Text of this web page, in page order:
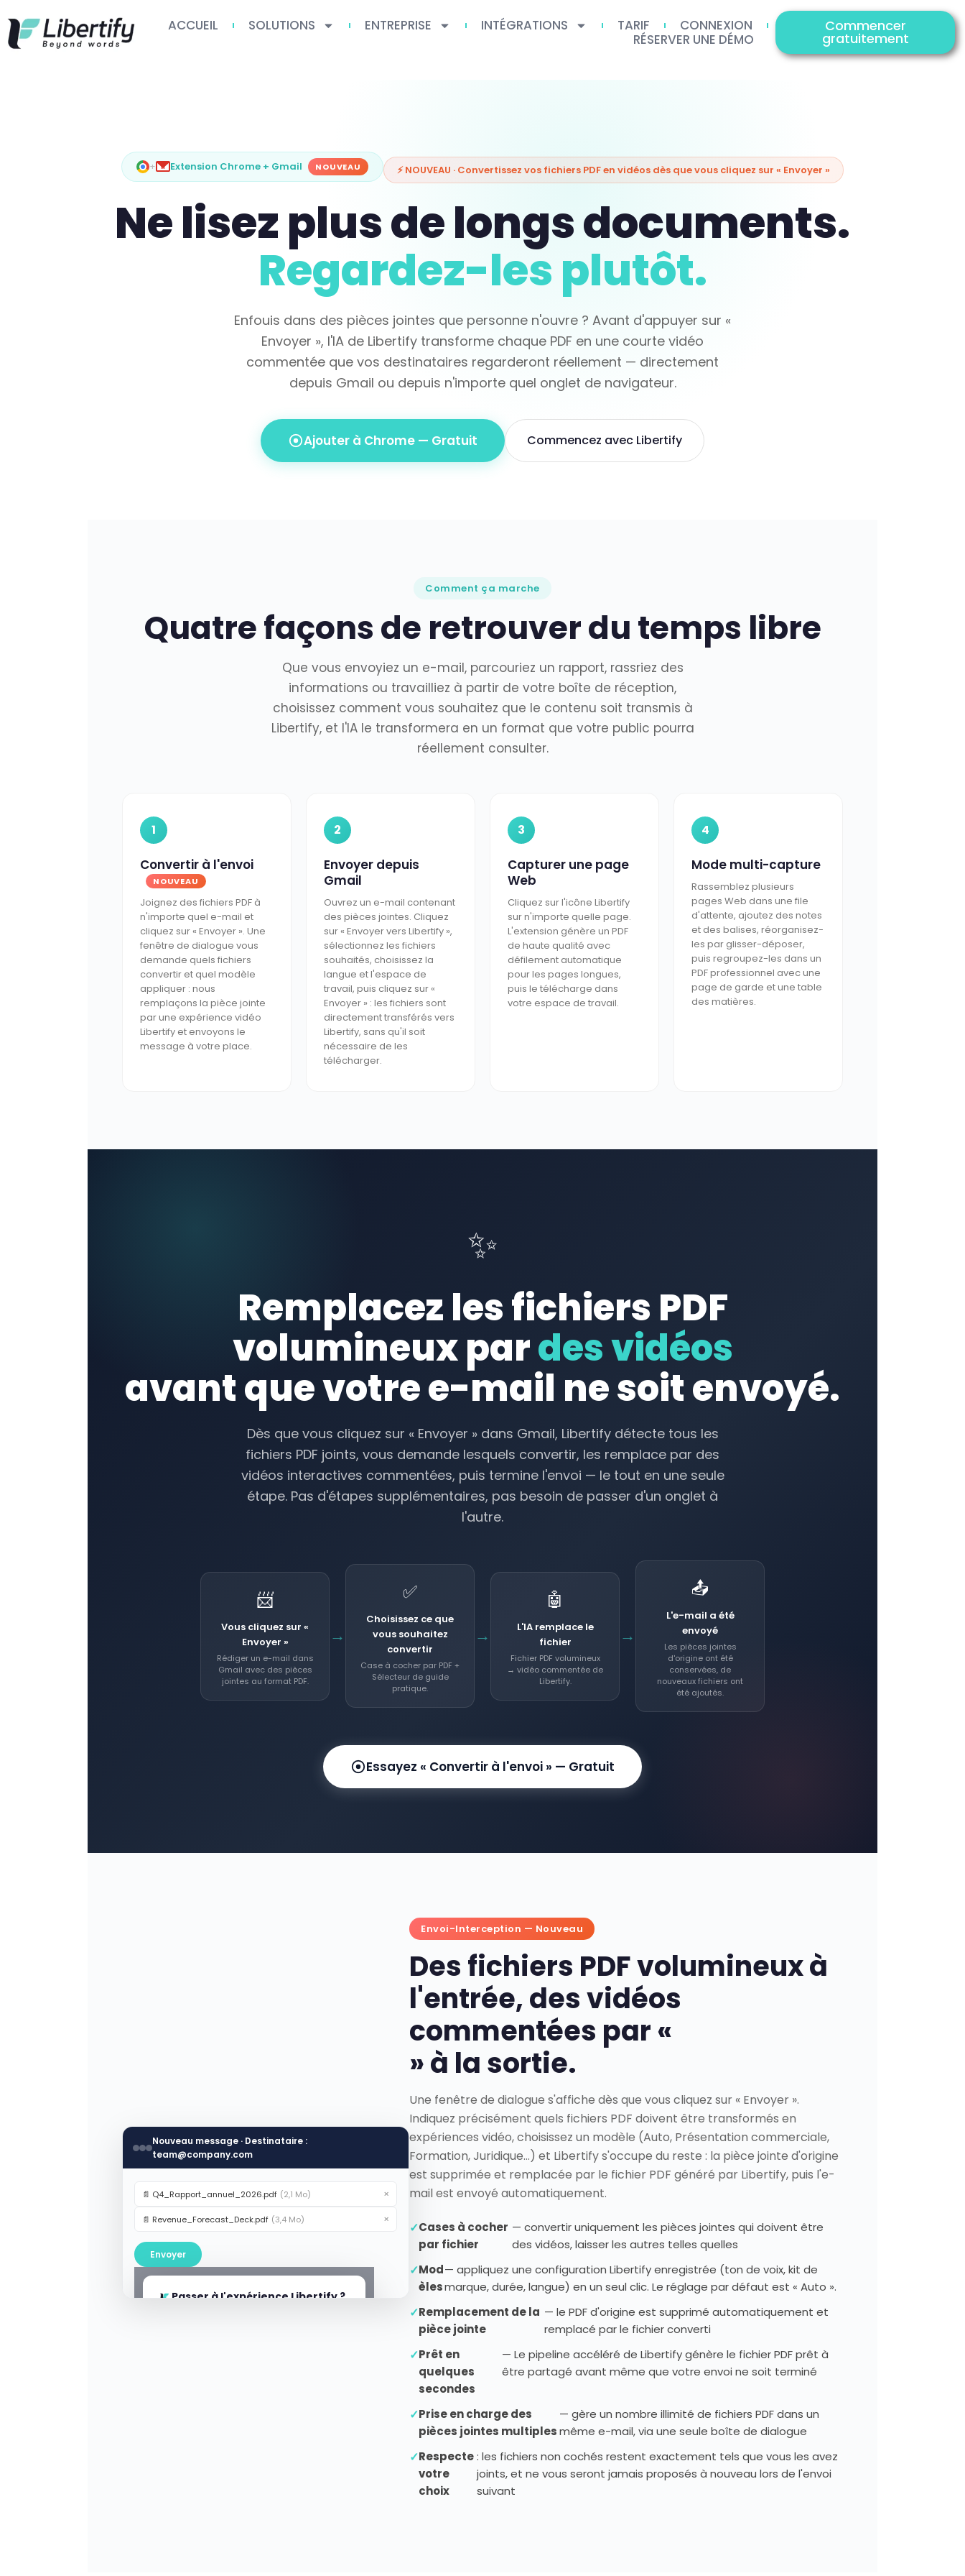
ACCUEIL SOLUTIONS ENTREPRISE INTÉGRATIONS TARIF
CONNEXION
RÉSERVER UNE DÉMO
Commencer
gratuitement
+ Extension Chrome + Gmail NOUVEAU ⚡ NOUVEAU · Convertissez vos fichiers PDF en vidéos dès que vous cliquez sur « Envoyer »
Ne lisez plus de longs documents.
Regardez-les plutôt.
Enfouis dans des pièces jointes que personne n'ouvre ? Avant d'appuyer sur «
Envoyer », l'IA de Libertify transforme chaque PDF en une courte vidéo
commentée que vos destinataires regarderont réellement — directement
depuis Gmail ou depuis n'importe quel onglet de navigateur.
Ajouter à Chrome — Gratuit Commencez avec Libertify
Comment ça marche
Quatre façons de retrouver du temps libre
Que vous envoyiez un e-mail, parcouriez un rapport, rassriez des
informations ou travailliez à partir de votre boîte de réception,
choisissez comment vous souhaitez que le contenu soit transmis à
Libertify, et l'IA le transformera en un format que votre public pourra
réellement consulter.
1
Convertir à l'envoi
NOUVEAU
Joignez des fichiers PDF à
n'importe quel e-mail et
cliquez sur « Envoyer ». Une
fenêtre de dialogue vous
demande quels fichiers
convertir et quel modèle
appliquer : nous
remplaçons la pièce jointe
par une expérience vidéo
Libertify et envoyons le
message à votre place.
2
Envoyer depuis
Gmail
Ouvrez un e-mail contenant
des pièces jointes. Cliquez
sur « Envoyer vers Libertify »,
sélectionnez les fichiers
souhaités, choisissez la
langue et l'espace de
travail, puis cliquez sur «
Envoyer » : les fichiers sont
directement transférés vers
Libertify, sans qu'il soit
nécessaire de les
télécharger.
3
Capturer une page
Web
Cliquez sur l'icône Libertify
sur n'importe quelle page.
L'extension génère un PDF
de haute qualité avec
défilement automatique
pour les pages longues,
puis le télécharge dans
votre espace de travail.
4
Mode multi-capture
Rassemblez plusieurs
pages Web dans une file
d'attente, ajoutez des notes
et des balises, réorganisez-
les par glisser-déposer,
puis regroupez-les dans un
PDF professionnel avec une
page de garde et une table
des matières.
✨
Remplacez les fichiers PDF
volumineux pardes vidéos
avant que votre e-mail ne soit envoyé.
Dès que vous cliquez sur « Envoyer » dans Gmail, Libertify détecte tous les
fichiers PDF joints, vous demande lesquels convertir, les remplace par des
vidéos interactives commentées, puis termine l'envoi — le tout en une seule
étape. Pas d'étapes supplémentaires, pas besoin de passer d'un onglet à
l'autre.
📨
Vous cliquez sur «
Envoyer »
Rédiger un e-mail dans
Gmail avec des pièces
jointes au format PDF.
→
✅
Choisissez ce que
vous souhaitez
convertir
Case à cocher par PDF +
Sélecteur de guide
pratique.
→
🤖
L'IA remplace le
fichier
Fichier PDF volumineux
→ vidéo commentée de
Libertify.
→
📤
L'e-mail a été
envoyé
Les pièces jointes
d'origine ont été
conservées, de
nouveaux fichiers ont
été ajoutés.
Essayez « Convertir à l'envoi » — Gratuit
Nouveau message · Destinataire :
team@company.com
📄 Q4_Rapport_annuel_2026.pdf (2,1 Mo) ×
📄 Revenue_Forecast_Deck.pdf (3,4 Mo) ×
Envoyer
Passer à l'expérience Libertify ?
Envoi-Interception — Nouveau
Des fichiers PDF volumineux à
l'entrée, des vidéos
commentées par «
» à la sortie.
Une fenêtre de dialogue s'affiche dès que vous cliquez sur « Envoyer ».
Indiquez précisément quels fichiers PDF doivent être transformés en
expériences vidéo, choisissez un modèle (Auto, Présentation commerciale,
Formation, Juridique…) et Libertify s'occupe du reste : la pièce jointe d'origine
est supprimée et remplacée par le fichier PDF généré par Libertify, puis l'e-
mail est envoyé automatiquement.
✓Cases à cocher
par fichier
— convertir uniquement les pièces jointes qui doivent être
des vidéos, laisser les autres telles quelles
✓Mod
èles
— appliquez une configuration Libertify enregistrée (ton de voix, kit de
marque, durée, langue) en un seul clic. Le réglage par défaut est « Auto ».
✓Remplacement de la
pièce jointe
— le PDF d'origine est supprimé automatiquement et
remplacé par le fichier converti
✓Prêt en
quelques
secondes
— Le pipeline accéléré de Libertify génère le fichier PDF prêt à
être partagé avant même que votre envoi ne soit terminé
✓Prise en charge des
pièces jointes multiples
— gère un nombre illimité de fichiers PDF dans un
même e-mail, via une seule boîte de dialogue
✓Respecte
votre
choix
: les fichiers non cochés restent exactement tels que vous les avez
joints, et ne vous seront jamais proposés à nouveau lors de l'envoi
suivant